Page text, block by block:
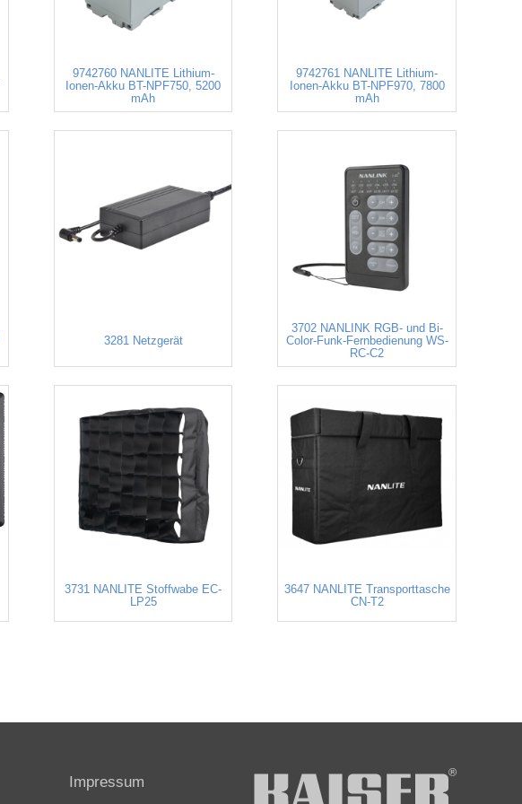
9742760 NANLITE Lithium-
Ionen-Akku BT-NPF750, 5200
mAh
9742761 NANLITE Lithium-
Ionen-Akku BT-NPF970, 7800
mAh
3281 Netzgerät
3702 NANLINK RGB- und Bi-
Color-Funk-Fernbedienung WS-
RC-C2
3731 NANLITE Stoffwabe EC-
LP25
3647 NANLITE Transporttasche
CN-T2
Impressum